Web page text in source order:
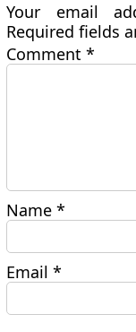
Your email
Required fields
Comment*
Name*
Email*